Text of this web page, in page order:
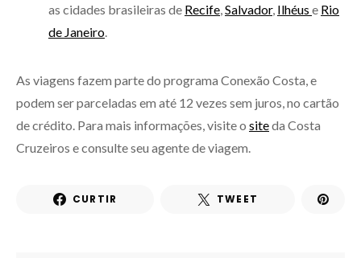
as cidades brasileiras de Recife Salvador, Ilhéus e Rio
de Janeiro
As viagens fazem parte do programa Conexão Costa, e
podem ser parceladas em até 12 vezes sem juros, no cartão
de crédito. Para mais informações, visite o siteda Costa
Cruzeiros e consulte seu agente de viagem.
CURTIR TWEET